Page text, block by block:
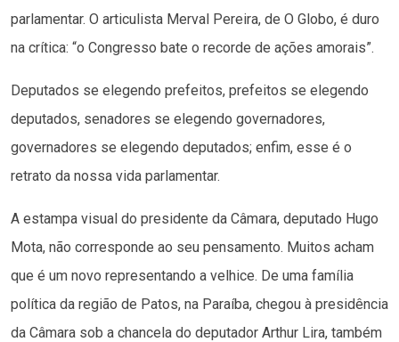
parlamentar. O articulista Merval Pereira, de O Globo, é duro
na crítica: “o Congresso bate o recorde de ações amorais”.
Deputados se elegendo prefeitos, prefeitos se elegendo
deputados, senadores se elegendo governadores,
governadores se elegendo deputados; enfim, esse é o
retrato da nossa vida parlamentar.
A estampa visual do presidente da Câmara, deputado Hugo
Mota, não corresponde ao seu pensamento. Muitos acham
que é um novo representando a velhice. De uma família
política da região de Patos, na Paraíba, chegou à presidência
da Câmara sob a chancela do deputador Arthur Lira, também